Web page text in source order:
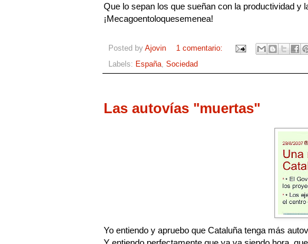
Que lo sepan los que sueñan con la productividad y
¡Mecagoentoloquesemenea!
Posted by Ajovin
1 comentario:
Labels: España, Sociedad
Las autovías "muertas"
Yo entiendo y apruebo que Cataluña tenga más